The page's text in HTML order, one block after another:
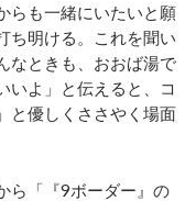
らも一緒にいたいと願
ち明ける。これを聞い
なときも、おおば湯で
いよ」と伝えると、コ
と優しくささやく場面
ら「『9ボーダー』の